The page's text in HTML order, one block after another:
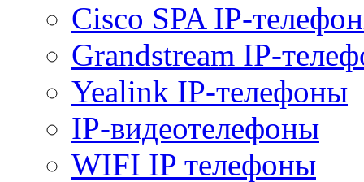
Cisco SPA IP-
Grandstream IP-
Yealink IP-телефоны
IP-видеотелефоны
WIFI IP телефоны